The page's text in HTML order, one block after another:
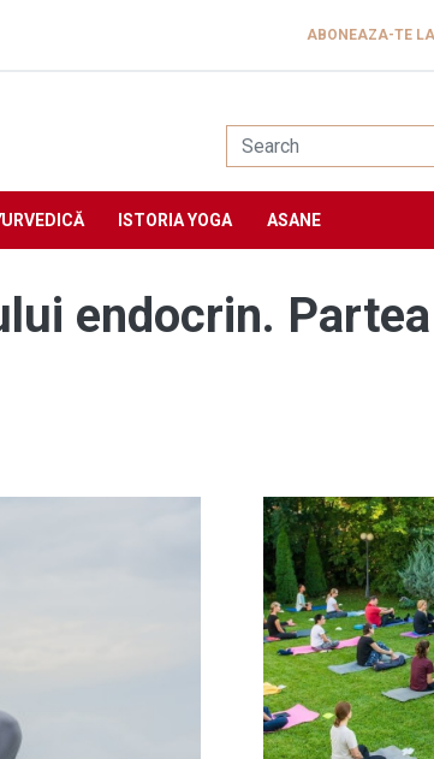
ABONEAZA-TE
ISTORIA YOGA ASANE
endocrin. Partea
Image